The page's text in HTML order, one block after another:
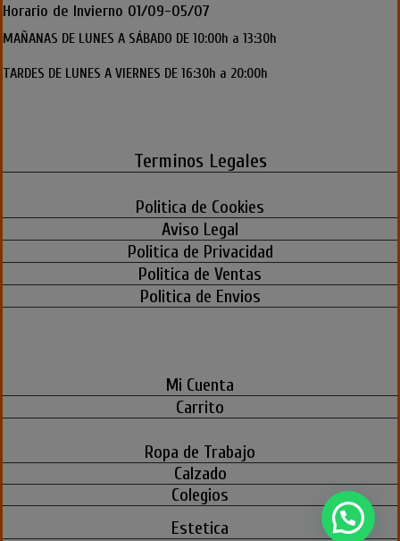
Horario de Invierno 01/09-05/07
MAÑANAS DE LUNES A SÁBADO DE 10:00h a 13:30h
TARDES DE LUNES A VIERNES DE 16:30h a 20:00h
Terminos Legales
Politica de Cookies
Aviso Legal
Politica de Privacidad
Politica de Ventas
Politica de Envios
Mi Cuenta
Carrito
Ropa de Trabajo
Calzado
Colegios
Estetica